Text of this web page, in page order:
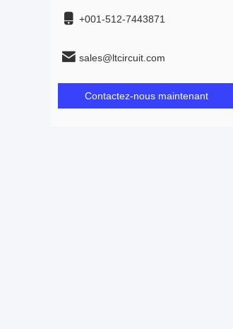
+001-512-7443871
sales@ltcircuit.com
Contactez-nous maintenant